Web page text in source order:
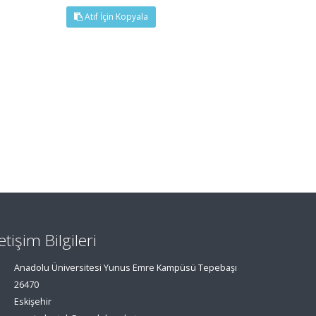
Atıf İçin Kopyala
Bilgileri
Anadolu Üniversitesi Yunus Emre Kampüsü Tepebaşı
26470
Eskişehir